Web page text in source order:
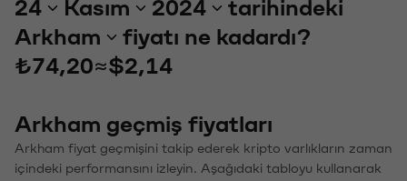
24 Kasım 2024
tarihindeki
Arkham
fiyatı ne kadardı?
₺74,20≈$2,14
Arkham geçmiş fiyatları
Arkham fiyat geçmişini takip ederek kripto varlıkların zaman
içindeki performansını izleyin. Aşağıdaki tabloyu kullanarak